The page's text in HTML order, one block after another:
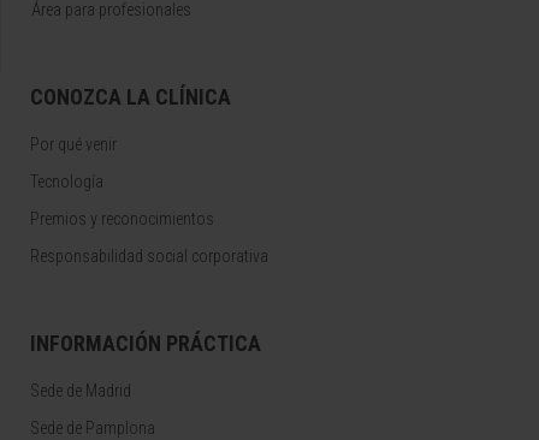
Área para profesionales
CONOZCA LA CLÍNICA
Por qué venir
Tecnología
Premios y reconocimientos
Responsabilidad social corporativa
INFORMACIÓN PRÁCTICA
Sede de Madrid
Sede de Pamplona